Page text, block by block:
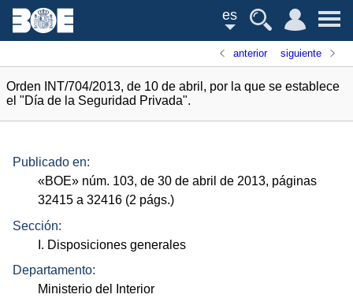
es
anterior siguiente
Orden INT/704/2013, de 10 de abril, por la que se establece
el "Día de la Seguridad Privada".
Publicado en:
«BOE» núm. 103, de 30 de abril de 2013, páginas
32415 a 32416 (2 págs.)
Sección:
I. Disposiciones generales
Departamento:
Ministerio del Interior